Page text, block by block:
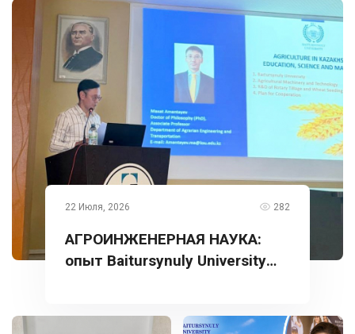
22 Июля, 2026 282
АГРОИНЖЕНЕРНАЯ НАУКА:
опыт Baitursynuly University